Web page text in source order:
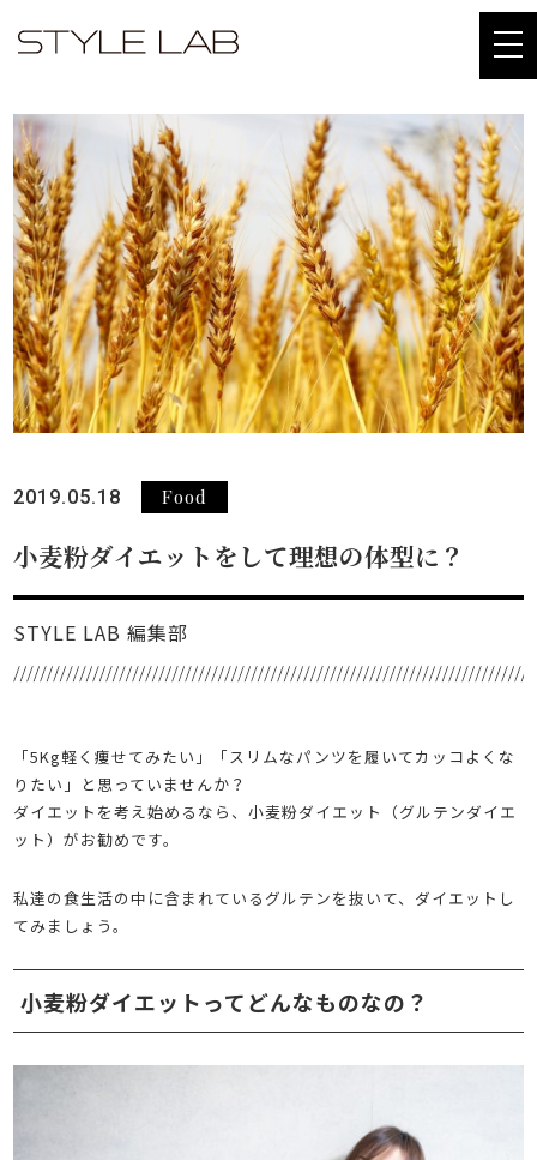
2019.05.18 Food
小麦粉ダイエットをして理想の体型に？
STYLE LAB 編集部
「5Kg軽く痩せてみたい」「スリムなパンツを履いてカッコよくな
りたい」と思っていませんか？
ダイエットを考え始めるなら、小麦粉ダイエット（グルテンダイエ
ット）がお勧めです。
私達の食生活の中に含まれているグルテンを抜いて、ダイエットし
てみましょう。
小麦粉ダイエットってどんなものなの？